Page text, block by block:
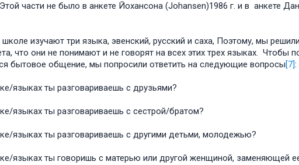
части не было в анкете Йохансона (Johansen)1986 г. и в анкете
школе изучают три языка, эвенский, русский и саха, Поэтому, мы
что они не понимают и не говорят на всех этих трех языках. Чтобы
бытовое общение, мы попросили ответить на следующие вопросы[7]:
языках ты разговариваешь с друзьями?
языках ты разговариваешь с сестрой/братом?
языках ты разговариваешь с другими детьми, молодежью?
языках ты говоришь с матерью или другой женщиной, заменяющей